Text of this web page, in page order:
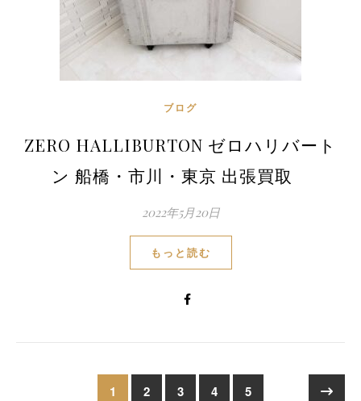
ブログ
ZERO HALLIBURTON ゼロハリバート
ン 船橋・市川・東京 出張買取
2022年5月20日
もっと読む
1 2 3 4 5